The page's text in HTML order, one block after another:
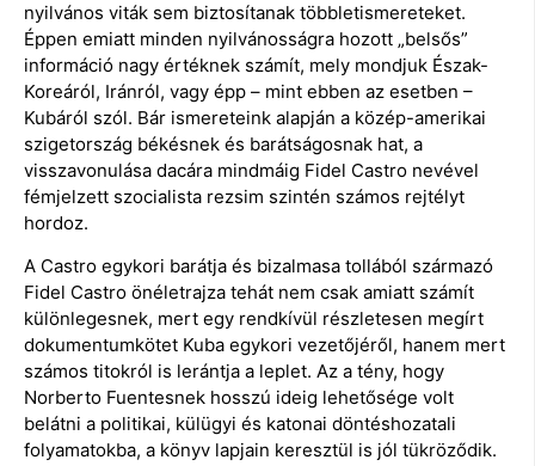
nyilvános viták sem biztosítanak többletismereteket.
Éppen emiatt minden nyilvánosságra hozott „belsős”
információ nagy értéknek számít, mely mondjuk Észak-
Koreáról, Iránról, vagy épp – mint ebben az esetben –
Kubáról szól. Bár ismereteink alapján a közép-amerikai
szigetország békésnek és barátságosnak hat, a
visszavonulása dacára mindmáig Fidel Castro nevével
fémjelzett szocialista rezsim szintén számos rejtélyt
hordoz.
A Castro egykori barátja és bizalmasa tollából származó
Fidel Castro önéletrajza tehát nem csak amiatt számít
különlegesnek, mert egy rendkívül részletesen megírt
dokumentumkötet Kuba egykori vezetőjéről, hanem mert
számos titokról is lerántja a leplet. Az a tény, hogy
Norberto Fuentesnek hosszú ideig lehetősége volt
belátni a politikai, külügyi és katonai döntéshozatali
folyamatokba, a könyv lapjain keresztül is jól tükröződik.